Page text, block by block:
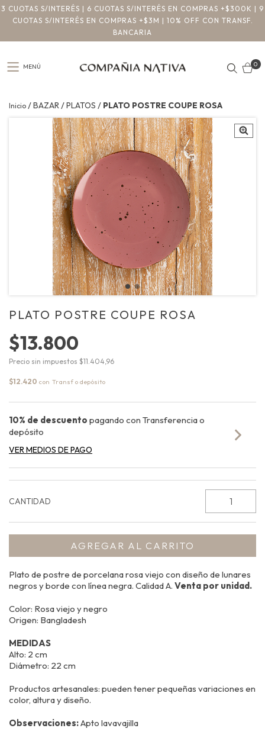
3 CUOTAS S/INTERÉS | 6 CUOTAS S/INTERÉS EN COMPRAS +$300K | 9
CUOTAS S/INTERÉS EN COMPRAS +$3M | 10% OFF CON TRANSF.
BANCARIA
MENÚ 0
Inicio /BAZAR/PLATOS / PLATO POSTRE COUPE ROSA
PLATO POSTRE COUPE ROSA
$13.800
Precio sin impuestos $11.404,96
$12.420 con
10% de descuento pagando con Transferencia o
depósito
VER MEDIOS DE PAGO
CANTIDAD
Plato de postre de porcelana rosa viejo con diseño de lunares
negros y borde con línea negra. Calidad A. Venta por unidad.
Color: Rosa viejo y negro
Origen: Bangladesh
MEDIDAS
Alto: 2 cm
Diámetro: 22 cm
Productos artesanales: pueden tener pequeñas variaciones en
color, altura y diseño.
Observaciones:Apto lavavajilla